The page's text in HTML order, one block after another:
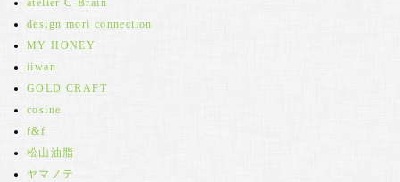
atelier C-Brain
design mori connection
MY HONEY
iiwan
GOLD CRAFT
cosine
f&f
松山油脂
ヤマノテ